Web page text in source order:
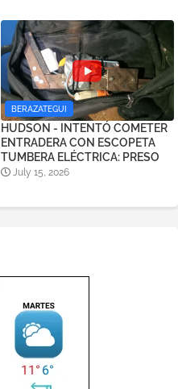
BERAZATEGUI
HUDSON - INTENTÓ COMETER
ENTRADERA CON ESCOPETA
TUMBERA ELÉCTRICA: PRESO
July 15, 2026